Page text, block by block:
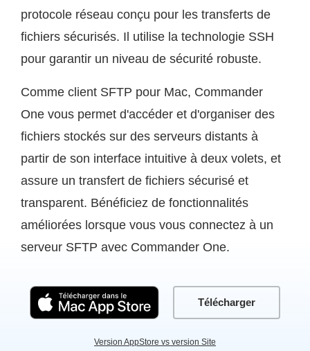
protocole réseau conçu pour les transferts de
fichiers sécurisés. Il utilise la technologie SSH
pour garantir un niveau de sécurité robuste.
Comme client SFTP pour Mac, Commander
One vous permet d'accéder et d'organiser des
fichiers stockés sur des serveurs distants à
partir de son interface intuitive à deux volets, et
assure un transfert de fichiers sécurisé et
transparent. Bénéficiez de fonctionnalités
améliorées lorsque vous vous connectez à un
serveur SFTP avec Commander One.
Télécharger
Version AppStore vs version Site